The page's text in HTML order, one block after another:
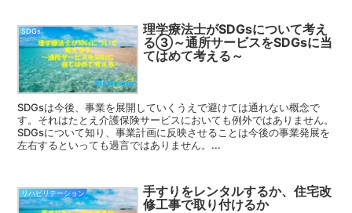
SDGs
理学療法士がSDGsについて考え
る③～通所サービスをSDGsに当
てはめて考える～
SDGsは今後、事業を展開していくうえで避けては通れない概念で
す。それはたとえ介護保険サービスにおいても例外ではありません。
SDGsについて知り、事業計画に反映させることは今後の事業発展を
左右するといっても過言ではありません。...
リハビリテーション
手すりをレンタルするか、住宅改
修工事で取り付けるか